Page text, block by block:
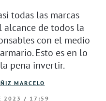
todas las marcas
alcance de todos la
con el medio
Esto es en lo
pena invertir.
MARCELO
2023 / 17:59